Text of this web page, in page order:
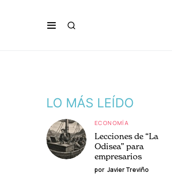
LO MÁS LEÍDO
ECONOMÍA
Lecciones de “La
Odisea” para
empresarios
por Javier Treviño